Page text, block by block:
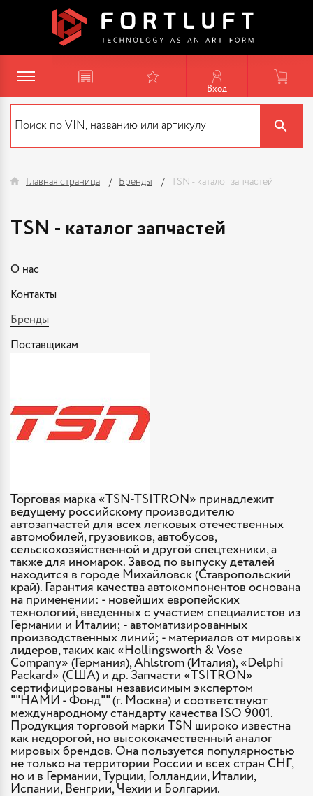
Вход
Главная страница Бренды TSN - каталог запчастей
TSN - каталог запчастей
О нас
Контакты
Бренды
Поставщикам
Торговая марка «TSN-TSITRON» принадлежит
ведущему российскому производителю
автозапчастей для всех легковых отечественных
автомобилей, грузовиков, автобусов,
сельскохозяйственной и другой спецтехники, а
также для иномарок. Завод по выпуску деталей
находится в городе Михайловск (Ставропольский
край). Гарантия качества автокомпонентов основана
на применении: - новейших европейских
технологий, введенных с участием специалистов из
Германии и Италии; - автоматизированных
производственных линий; - материалов от мировых
лидеров, таких как «Hollingsworth & Vose
Company» (Германия), Ahlstrom (Италия), «Delphi
Packard» (США) и др. Запчасти «TSITRON»
сертифицированы независимым экспертом
""НАМИ - Фонд"" (г. Москва) и соответствуют
международному стандарту качества ISO 9001.
Продукция торговой марки TSN широко известна
как недорогой, но высококачественный аналог
мировых брендов. Она пользуется популярностью
не только на территории России и всех стран СНГ,
но и в Германии, Турции, Голландии, Италии,
Испании, Венгрии, Чехии и Болгарии.